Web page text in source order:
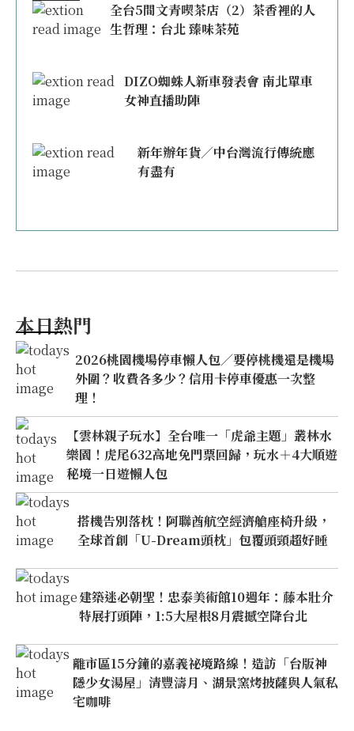
全台5間文青喫茶店（2）茶香裡的人
生哲理：台北 臻味茶苑
DIZO蜘蛛人新車發表會 南北單車
女神直播助陣
新年辦年貨／中台灣流行傳統應
有盡有
本日熱門
2026桃園機場停車懶人包／要停桃機還是機場
外圍？收費各多少？信用卡停車優惠一次整
理！
【雲林親子玩水】全台唯一「虎爺主題」叢林水
樂園！虎尾632高地免門票回歸，玩水＋4大順遊
秘境一日遊懶人包
搭機告別落枕！阿聯酋航空經濟艙座椅升級，
全球首創「U-Dream頭枕」包覆頭頸超好睡
建築迷必朝聖！忠泰美術館10週年：藤本壯介
特展打頭陣，1:5大屋根8月震撼空降台北
離市區15分鐘的嘉義祕境路線！造訪「台版神
隱少女湯屋」清豐濤月、湖景窯烤披薩與人氣私
宅咖啡